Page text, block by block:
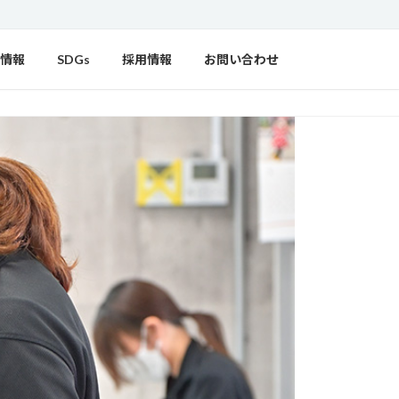
報 SDGs 採用情報 お問い合わせ